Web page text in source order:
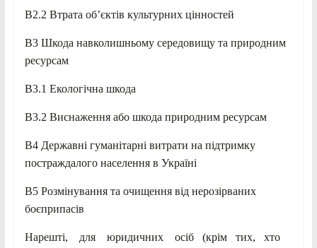
B2.2 Втрата об’єктів культурних цінностей
B3 Шкода навколишньому середовищу та природним
ресурсам
B3.1 Екологічна шкода
B3.2 Виснаження або шкода природним ресурсам
B4 Державні гуманітарні витрати на підтримку
постраждалого населення в Україні
B5 Розмінування та очищення від нерозірваних
боєприпасів
Нарешті, для юридичних осіб (крім тих, хто